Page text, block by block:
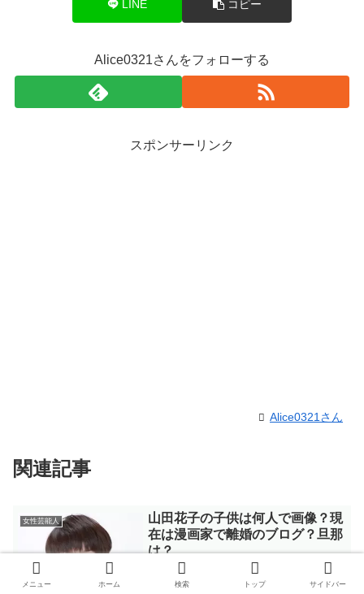
LINE コピー
Alice0321さんをフォローする
スポンサーリンク
Alice0321さん
関連記事
女性芸能人
山田花子の子供は何人で画像？現
在は漫画家で離婚のブログ？旦那
は？
今回は女性お笑い芸人山田花子さんにつ
いて調べて行きましょう！
メニュー ホーム 検索 トップ サイドバー